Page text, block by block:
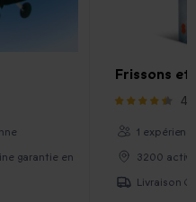
garantie en
Frissons et
1
3200
Livraison